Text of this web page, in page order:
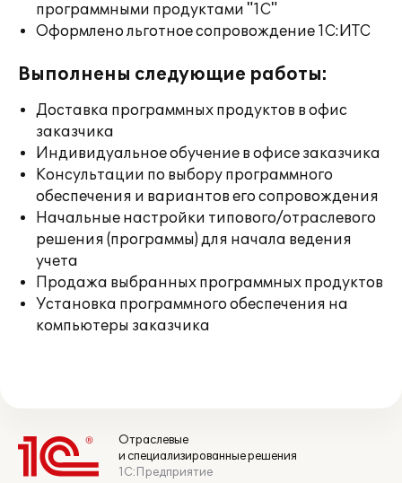
программными продуктами "1С"
Оформлено льготное сопровождение 1С:ИТС
Выполнены следующие работы:
Доставка программных продуктов в офис
заказчика
Индивидуальное обучение в офисе заказчика
Консультации по выбору программного
обеспечения и вариантов его сопровождения
Начальные настройки типового/отраслевого
решения (программы) для начала ведения
учета
Продажа выбранных программных продуктов
Установка программного обеспечения на
компьютеры заказчика
Отраслевые
и специализированные решения
1С:Предприятие